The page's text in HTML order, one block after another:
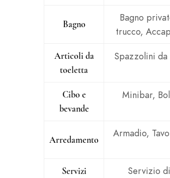
Bagno
Bagno
trucco,
Articoli da
toeletta
Spazzolini
Cibo e
bevande
Minibar,
Arredamento
Armadio,
Servizi Servizio